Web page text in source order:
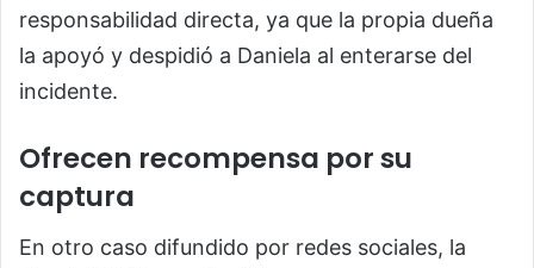
responsabilidad directa, ya que la propia dueña
la apoyó y despidió a Daniela al enterarse del
incidente.
Ofrecen recompensa por su
captura
En otro caso difundido por redes sociales, la